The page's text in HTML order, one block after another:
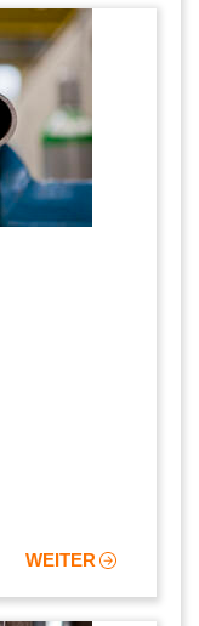
WEITER